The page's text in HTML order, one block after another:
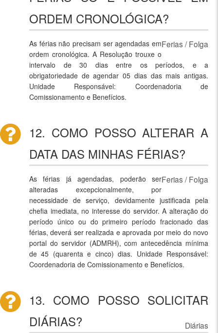
ORDEM CRONOLÓGICA?
Ferias / Folga
As férias não precisam ser agendadas em
ordem cronológica. A Resolução trouxe o
intervalo de 30 dias entre os períodos, e a
obrigatoriedade de agendar 05 dias das mais antigas.
Unidade Responsável: Coordenadoria de
Comissionamento e Benefícios.
12. COMO POSSO ALTERAR A
DATA DAS MINHAS FÉRIAS?
Ferias / Folga
As férias já agendadas, poderão ser
alteradas excepcionalmente, por
necessidade de serviço, devidamente justificada pela
chefia imediata, no interesse do servidor. A alteração do
período único ou do primeiro período fracionado das
férias, deverá ser realizada e aprovada por meio do novo
portal do servidor (ADMRH), com antecedência mínima
de 45 (quarenta e cinco) dias. Unidade Responsável:
Coordenadoria de Comissionamento e Benefícios.
13. COMO POSSO SOLICITAR
DIÁRIAS?
Diárias